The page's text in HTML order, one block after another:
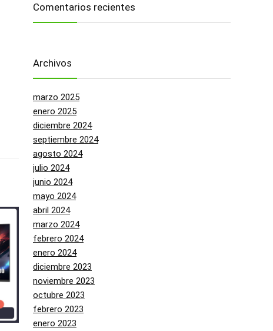
Comentarios recientes
Archivos
marzo 2025
enero 2025
diciembre 2024
septiembre 2024
agosto 2024
julio 2024
junio 2024
mayo 2024
abril 2024
marzo 2024
febrero 2024
enero 2024
diciembre 2023
noviembre 2023
octubre 2023
febrero 2023
enero 2023